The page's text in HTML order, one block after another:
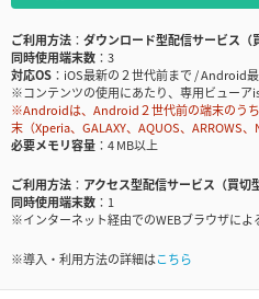
ご利用方法
ダウンロード型配信サービス（
同時使用端末数
3
対応OS
iOS最新の２世代前まで / Android
※コンテンツの使用にあたり、専用ビューア
※Androidは、Android２世代前の端末のう
末（Xperia、GALAXY、AQUOS、ARROWS
必要メモリ容量
4 MB以上
ご利用方法
アクセス型配信サービス（買切
同時使用端末数
1
※インターネット経由でのWEBブラウザによ
※導入・利用方法の詳細はこちら